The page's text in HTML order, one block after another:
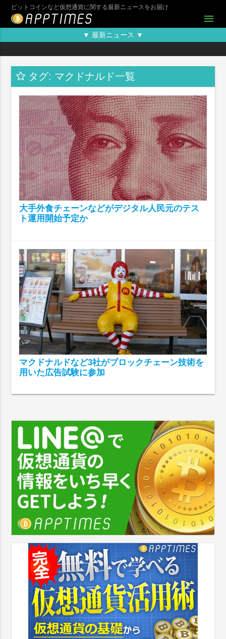
ビットコインなど仮想通貨に関する最新ニュースをお届け
menu
▼ 最新ニュース ▼
タグ: マクドナルド一覧
大手外食チェーンなどがデジタル人民元のテス
ト運用開始予定か
マクドナルドなど3社がブロックチェーン技術を
用いた広告試験に参加